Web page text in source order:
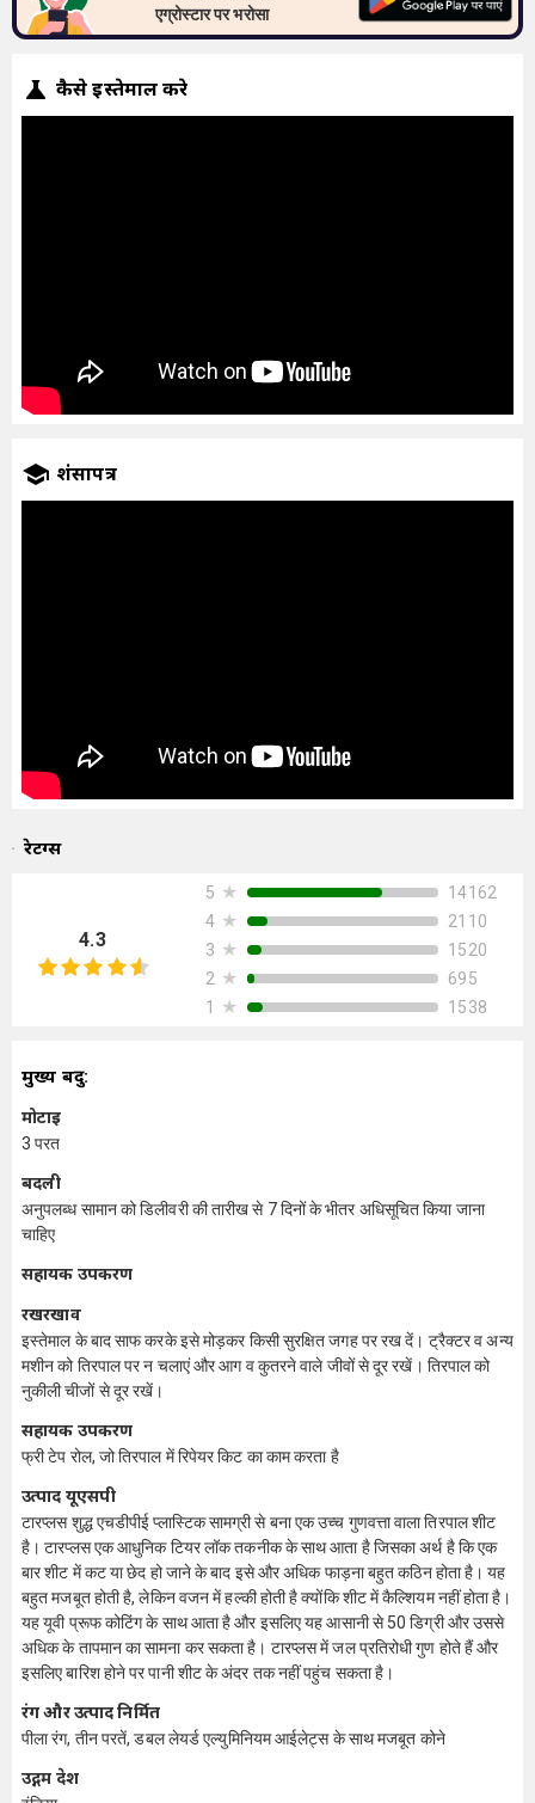
एग्रोस्टार पर भरोसा
कैसे इस्तेमाल करे
प्रशंसापत्र
रेटिंग्स
4.3
5 ★
14162
4 ★
2110
3 ★
1520
2 ★
695
1
★ 1538
मुख्य बिंदु:
मोटाई
3 परत
बदली
अनुपलब्ध सामान को डिलीवरी की तारीख से 7 दिनों के भीतर अधिसूचित किया जाना
चाहिए
सहायक उपकरण
रखरखाव
इस्तेमाल के बाद साफ करके इसे मोड़कर किसी सुरक्षित जगह पर रख दें। ट्रैक्टर व अन्य
मशीन को तिरपाल पर न चलाएं और आग व कुतरने वाले जीवों से दूर रखें। तिरपाल को
नुकीली चीजों से दूर रखें।
सहायक उपकरण
फ्री टेप रोल, जो तिरपाल में रिपेयर किट का काम करता है
उत्पाद यूएसपी
टारप्लस शुद्ध एचडीपीई प्लास्टिक सामग्री से बना एक उच्च गुणवत्ता वाला तिरपाल शीट
है। टारप्लस एक आधुनिक टियर लॉक तकनीक के साथ आता है जिसका अर्थ है कि एक
बार शीट में कट या छेद हो जाने के बाद इसे और अधिक फाड़ना बहुत कठिन होता है। यह
बहुत मजबूत होती है, लेकिन वजन में हल्की होती है क्योंकि शीट में कैल्शियम नहीं होता है।
यह यूवी प्रूफ कोटिंग के साथ आता है और इसलिए यह आसानी से 50 डिग्री और उससे
अधिक के तापमान का सामना कर सकता है। टारप्लस में जल प्रतिरोधी गुण होते हैं और
इसलिए बारिश होने पर पानी शीट के अंदर तक नहीं पहुंच सकता है।
रंग और उत्पाद निर्मित
पीला रंग, तीन परतें, डबल लेयर्ड एल्युमिनियम आईलेट्स के साथ मजबूत कोने
उद्गम देश